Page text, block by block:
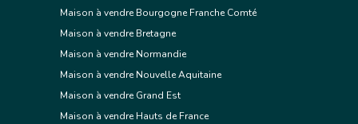
Maison à vendre Bourgogne Franche Comté
Maison à vendre Bretagne
Maison à vendre Normandie
Maison à vendre Nouvelle Aquitaine
Maison à vendre Grand Est
Maison à vendre Hauts de France